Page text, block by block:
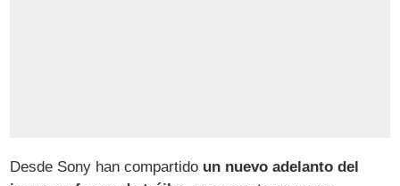
Desde Sony han compartido un nuevo adelanto del